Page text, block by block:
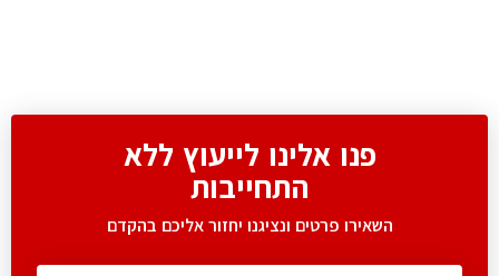
פנו אלינו לייעוץ ללא
התחייבות
השאירו פרטים ונציגנו יחזור אליכם בהקדם